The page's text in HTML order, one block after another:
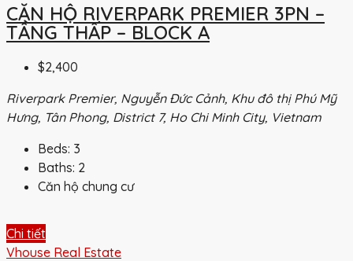
CĂN HỘ RIVERPARK PREMIER 3PN –
TẦNG THẤP – BLOCK A
$2,400
Riverpark Premier, Nguyễn Đức Cảnh, Khu đô thị Phú Mỹ
Hưng, Tân Phong, District 7, Ho Chi Minh City, Vietnam
Beds: 3
Baths: 2
Căn hộ chung cư
Chi tiết
Vhouse Real Estate